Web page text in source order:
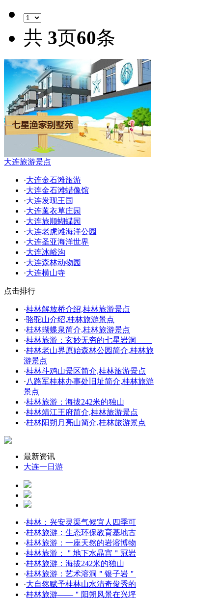
共 3页60条
大连旅游景点
·大连金石滩旅游
·大连金石滩蜡像馆
·大连发现王国
·大连薰衣草庄园
·大连旅顺蝴蝶园
·大连老虎滩海洋公园
·大连圣亚海洋世界
·大连冰峪沟
·大连森林动物园
·大连横山寺
点击排行
·桂林解放桥介绍,桂林旅游景点
·骆驼山介绍,桂林旅游景点
·桂林蝴蝶泉简介,桂林旅游景点
·桂林旅游：玄妙无穷的七星岩洞
·桂林老山界原始森林公园简介,桂林旅
游景点
·桂林斗鸡山景区简介,桂林旅游景点
·八路军桂林办事处旧址简介,桂林旅游
景点
·桂林旅游：海拔242米的独山
·桂林靖江王府简介,桂林旅游景点
·桂林阳朔月亮山简介,桂林旅游景点
最新资讯
大连一日游
·桂林：兴安灵渠气候宜人四季可
·桂林旅游：生态环保教育基地古
·桂林旅游：一座天然的岩溶博物
·桂林旅游：＂地下水晶宫＂冠岩
·桂林旅游：海拔242米的独山
·桂林旅游：艺术溶洞＂银子岩＂
·大自然赋予桂林山水清奇俊秀的
·桂林旅游——＂阳朔风景在兴坪